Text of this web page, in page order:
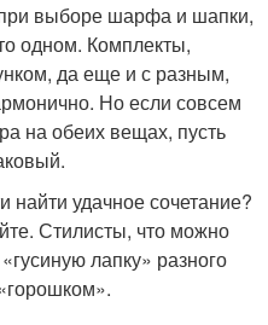
выборе шарфа и шапки,
одном. Комплекты,
да еще и с разным,
Но если совсем
на обеих вещах, пусть
найти удачное сочетание?
Стилисты, что можно
лапку» разного